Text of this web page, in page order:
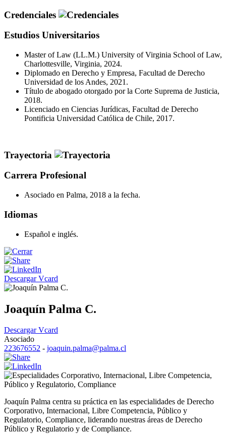
Credenciales
Estudios Universitarios
Master of Law (LL.M.) University of Virginia School of Law,
Charlottesville, Virginia, 2024.
Diplomado en Derecho y Empresa, Facultad de Derecho
Universidad de los Andes, 2021.
Título de abogado otorgado por la Corte Suprema de Justicia,
2018.
Licenciado en Ciencias Jurídicas, Facultad de Derecho
Pontificia Universidad Católica de Chile, 2017.
Trayectoria
Carrera Profesional
Asociado en Palma, 2018 a la fecha.
Idiomas
Español e inglés.
Descargar Vcard
Joaquín Palma C.
Descargar Vcard
Asociado
223676552 - joaquin.palma@palma.cl
Corporativo, Internacional, Libre Competencia,
Público y Regulatorio, Compliance
Joaquín Palma centra su práctica en las especialidades de Derecho
Corporativo, Internacional, Libre Competencia, Público y
Regulatorio, Compliance, liderando nuestras áreas de Derecho
Público y Regulatorio y de Compliance.